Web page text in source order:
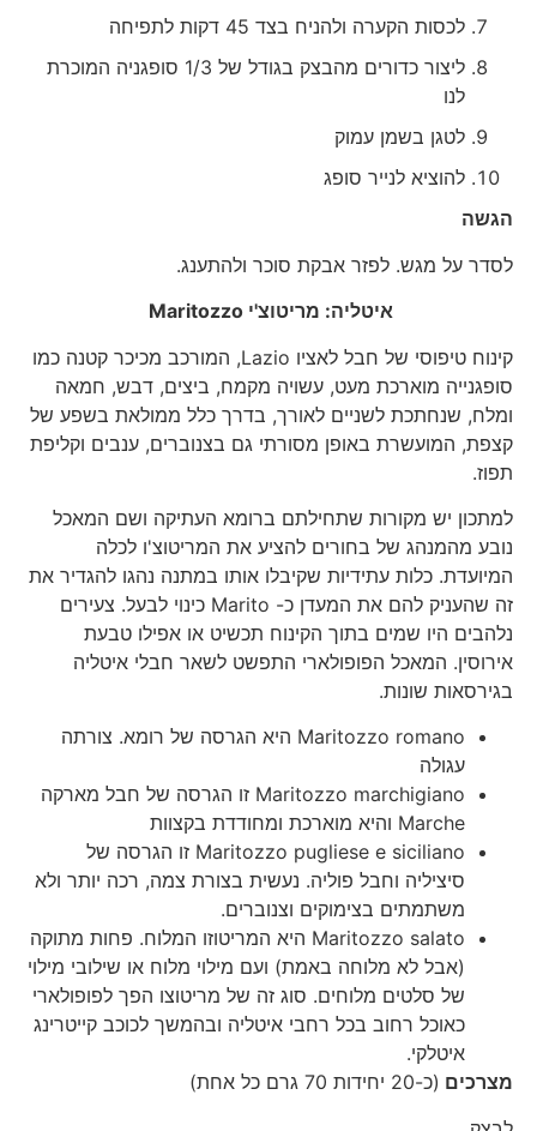
לכסות הקערה ולהניח בצד 45 דקות לתפיחה
ליצור כדורים מהבצק בגודל של 1/3 סופגניה המוכרת
לטגן בשמן עמוק
להוציא לנייר סופג
הגשה
לסדר על מגש. לפזר אבקת סוכר ולהתענג.
איטליה: מריטוצ'יMaritozzo
קינוח טיפוסי של חבל לאציו Lazio, המורכב מכיכר קטנה כמו
סופגנייה מוארכת מעט, עשויה מקמח, ביצים, דבש, חמאה
ומלח, שנחתכת לשניים לאורך, בדרך כלל ממולאת בשפע של
קצפת, המועשרת באופן מסורתי גם בצנוברים, ענבים וקליפת
תפוז.
למתכון יש מקורות שתחילתם ברומא העתיקה ושם המאכל
נובע מהמנהג של בחורים להציע את המריטוצ'ו לכלה
המיועדת. כלות עתידיות שקיבלו אותו במתנה נהגו להגדיר את
זה שהעניק להם את המעדן כ- Marito כינוי לבעל. צעירים
נלהבים היו שמים בתוך הקינוח תכשיט או אפילו טבעת
אירוסין. המאכל הפופולארי התפשט לשאר חבלי איטליה
בגירסאות שונות.
Maritozzo romano היא הגרסה של רומא. צורתה
עגולה
Maritozzo marchigiano זו הגרסה של חבל מארקה
Marche והיא מוארכת ומחודדת בקצוות
Maritozzo pugliese e siciliano זו הגרסה של
סיציליה וחבל פוליה. נעשית בצורת צמה, רכה יותר ולא
משתמתים בצימוקים וצנוברים.
Maritozzo salato היא המריטוזו המלוח. פחות מתוקה
(אבל לא מלוחה באמת) ועם מילוי מלוח או שילובי מילוי
של סלטים מלוחים. סוג זה של מריטוצו הפך לפופולארי
כאוכל רחוב בכל רחבי איטליה ובהמשך לכוכב קייטרינג
איטלקי.
מצרכים(כ-20 יחידות 70 גרם כל אחת)